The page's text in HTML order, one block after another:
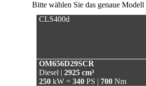
Bitte wählen Sie das genaue
CLS400d
OM656D29SCR
Diesel | 2925 cm³
250 kW = 340 PS | 700 Nm